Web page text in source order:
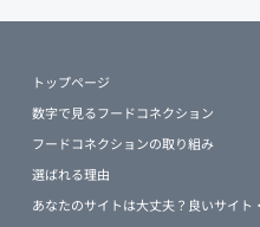
トップページ
数字で見るフードコネクション
フードコネクションの取り組み
選ばれる理由
あなたのサイトは大丈夫？良いサイト